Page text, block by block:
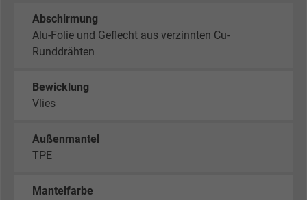
Abschirmung
Alu-Folie und Geflecht aus verzinnten Cu-
Runddrähten
Bewicklung
Vlies
Außenmantel
TPE
Mantelfarbe